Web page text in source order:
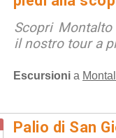
Scopri
il nostro tour a
Escursioni a
Palio di San